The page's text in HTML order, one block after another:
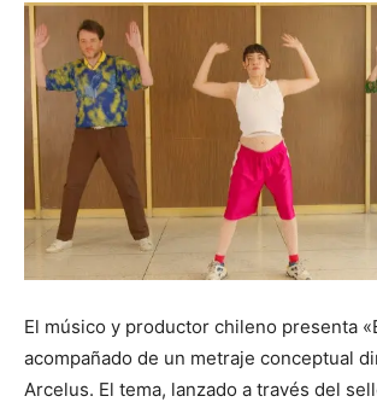
El músico y productor chileno presenta
acompañado de un metraje conceptual
Arcelus. El tema, lanzado a través del